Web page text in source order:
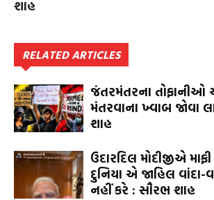
શાહ
RELATED ARTICLES
જંતરમંતરના
મંતરવાના ખ્વાબ જોવા
શાહ
ઉદારદિલ મોદીજીએ
દુનિયા એ જાહિલ વાંદા-
નહીં કરે : સૌરભ શાહ